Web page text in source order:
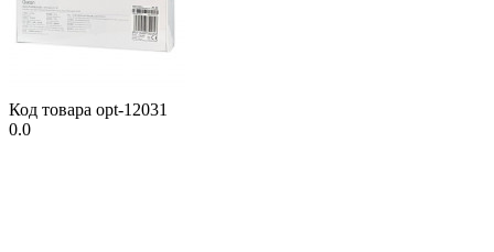
Код товара opt-12031
0.0